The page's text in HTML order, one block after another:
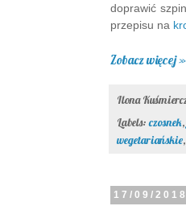
doprawić
przepisu na
Zobacz więcej »
Ilona
Labels:czosnek
wegetariańskie
17/09/